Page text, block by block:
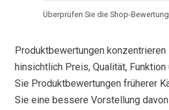
Überprüfen Sie die Shop-
Produktbewertungen
hinsichtlich Preis, Qualität,
Sie Produktbewertungen früherer
Sie eine bessere Vorstellung